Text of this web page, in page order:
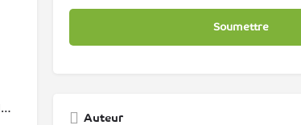
télévision par satellite
Auteur